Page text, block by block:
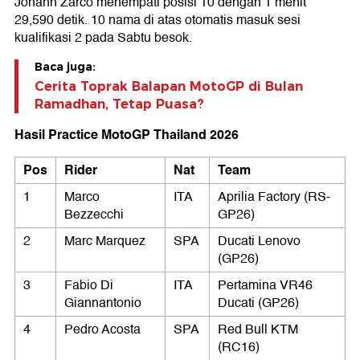
29,590 detik. 10 nama di atas otomatis masuk sesi
kualifikasi 2 pada Sabtu besok.
Baca juga:
Cerita Toprak Balapan MotoGP di Bulan
Ramadhan, Tetap Puasa?
Hasil Practice MotoGP Thailand 2026
Pos
Rider Nat Team
1
Marco
Bezzecchi
ITA
Aprilia Factory (RS-
GP26)
2
Marc Marquez SPA
Ducati Lenovo
(GP26)
3
Fabio Di
Giannantonio
ITA
Pertamina VR46
Ducati (GP26)
4
Pedro Acosta SPA
Red Bull KTM
(RC16)